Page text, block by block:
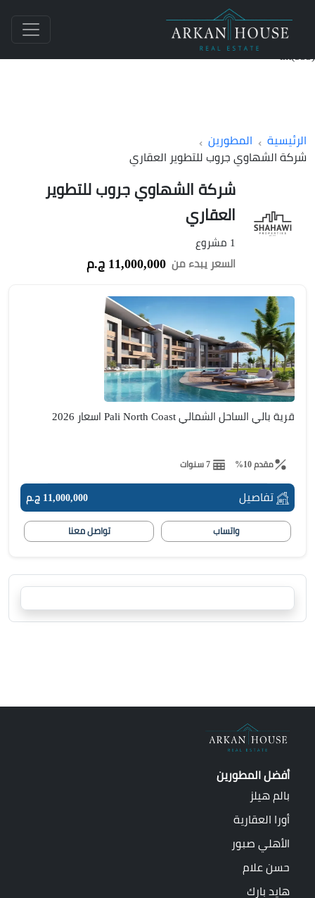
الرئيسية
المطورين
شركة الشهاوي جروب للتطوير العقاري
شركة الشهاوي جروب للتطوير
العقاري
1 مشروع
السعر يبدء من 11,000,000 ج.م
قرية بالي الساحل الشمالي Pali North Coast اسعار 2026
مقدم 10% 7 سنوات
تفاصيل 11,000,000 ج.م
واتساب تواصل معنا
أفضل المطورين
بالم هيلز
أورا العقارية
الأهلي صبور
حسن علام
هايد بارك